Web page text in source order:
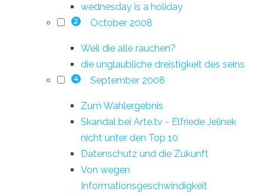
wednesday is a holiday
2 October 2008
Weil die alle rauchen?
die unglaubliche dreistigkeit des seins
4 September 2008
Zum Wahlergebnis
Skandal bei Arte.tv - Elfriede Jelinek
nicht unter den Top 10
Datenschutz und die Zukunft
Von wegen
Informationsgeschwindigkeit